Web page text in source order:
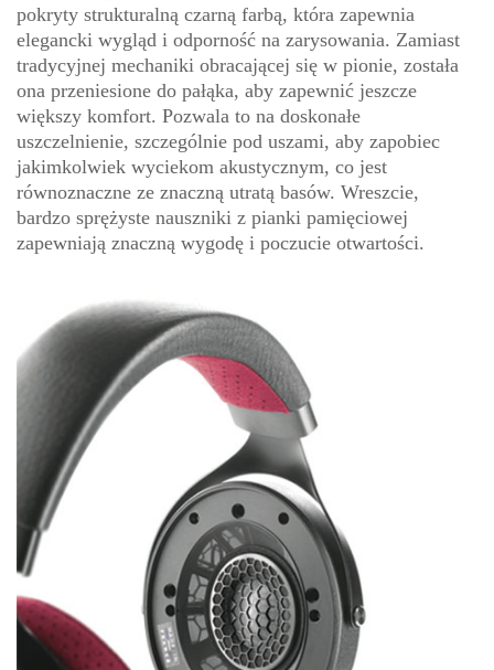
pokryty strukturalną czarną farbą, która zapewnia
elegancki wygląd i odporność na zarysowania. Zamiast
tradycyjnej mechaniki obracającej się w pionie, została
ona przeniesione do pałąka, aby zapewnić jeszcze
większy komfort. Pozwala to na doskonałe
uszczelnienie, szczególnie pod uszami, aby zapobiec
jakimkolwiek wyciekom akustycznym, co jest
równoznaczne ze znaczną utratą basów. Wreszcie,
bardzo sprężyste nauszniki z pianki pamięciowej
zapewniają znaczną wygodę i poczucie otwartości.